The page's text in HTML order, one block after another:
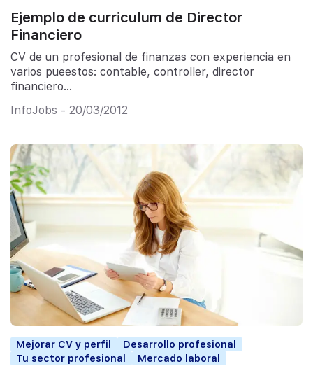
Ejemplo de curriculum de Director
Financiero
CV de un profesional de finanzas con experiencia en
varios pueestos: contable, controller, director
financiero…
InfoJobs - 20/03/2012
Mejorar CV y perfil
Desarrollo profesional
Tu sector profesional
Mercado laboral